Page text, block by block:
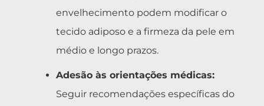
envelhecimento podem modificar o
tecido adiposo e a firmeza da pele em
médio e longo prazos.
Adesão às orientações médicas:
Seguir recomendações específicas do